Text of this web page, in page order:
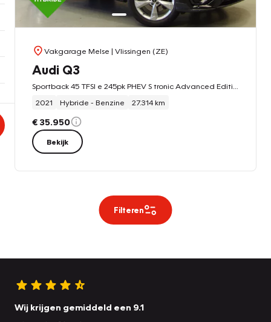
Vakgarage Melse | Vlissingen (ZE)
Audi Q3
2021
Hybride - Benzine 27.314 km
€ 35.950
Bekijk
Filteren
Wij krijgen gemiddeld een 9.1